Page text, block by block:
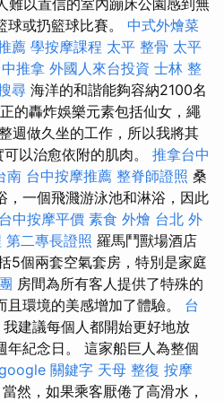
難以置信的室內蹦床公園感到無
或扔籃球比賽。 中式外燴菜
薦 學按摩課程 太平 整骨 太平
推拿 外國人來台投資 士林 整
尋 海洋的和諧能夠容納2100名
的轟炸娛樂元素包括仙女，繩
週做久坐的工作，所以我將其
以治愈依附的肌肉。 推拿台中
南 台中按摩推薦 整脊師證照 桑
，一個飛濺游泳池和淋浴，因此
台中按摩平價 素食 外燴 台北 外
第二專長證照 羅馬鬥獸場酒店
5個兩套空氣套房，特別是家庭
房間為所有客人提供了特殊的
環境的美感增加了體驗。 台
建議每個人都開始更好地放
年紀念日。 這家船巨人為整個
關鍵字 天母 整復 按摩
當然，如果乘客厭倦了高滑水，